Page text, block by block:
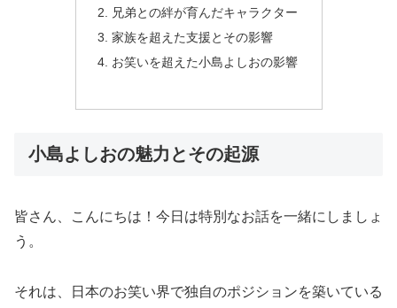
兄弟との絆が育んだキャラクター
家族を超えた支援とその影響
お笑いを超えた小島よしおの影響
小島よしおの魅力とその起源
皆さん、こんにちは！今日は特別なお話を一緒にしましょ
う。
それは、日本のお笑い界で独自のポジションを築いている